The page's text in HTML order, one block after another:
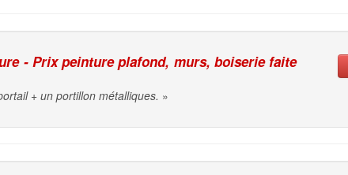
- Prix peinture plafond, murs, boiserie faite
+ un portillon métalliques. »